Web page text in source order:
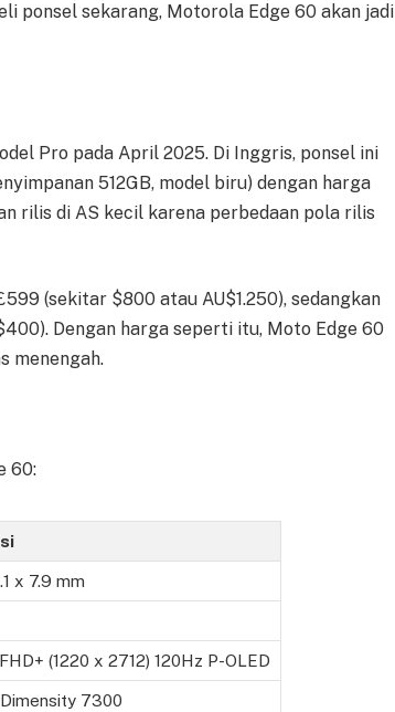
ponsel sekarang, Motorola Edge 60 akan jadi
Pro pada April 2025. Di Inggris, ponsel ini
512GB, model biru) dengan harga
rilis di AS kecil karena perbedaan pola rilis
(sekitar $800 atau AU$1.250), sedangkan
Dengan harga seperti itu, Moto Edge 60
menengah.
60:
x 7.9 mm
(1220 x 2712) 120Hz P-OLED
7300